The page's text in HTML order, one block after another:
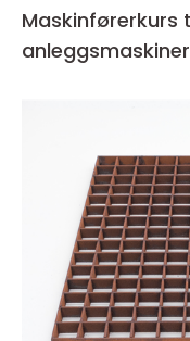
Maskinførerkurs trygg og effektiv bruk av
anleggsmaskiner